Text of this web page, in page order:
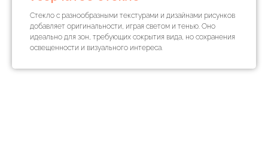
Стекло с разнообразными текстурами и дизайнами рисунков
добавляет оригинальности, играя светом и тенью. Оно
идеально для зон, требующих сокрытия вида, но сохранения
освещенности и визуального интереса.